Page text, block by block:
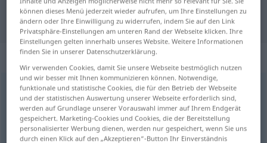
"Eigentümlichkeit" Türkisch
Übersetzung
„Eigentümlichkeit“: weiblich
Eigentümlichkeitf <Eigentümlichkeit;-en>
Übersicht aller Übersetzungen
(Für mehr Details die Übersetzung anklicken/antippen)
können dieses Menü jederzeit wieder aufrufen, um Ihre Einstellungen zu
ändern oder Ihre Einwilligung zu widerrufen, indem Sie auf den Link
Privatsphäre-Einstellungen am unteren Rand der Webseite klicken. Ihre
Einstellungen gelten innerhalb unseres Website. Weitere Informationen
finden Sie in unserer Datenschutzerklärung.
Wir verwenden Cookies, damit Sie unsere Webseite bestmöglich nutzen
und wir besser mit Ihnen kommunizieren können. Notwendige,
funktionale und statistische Cookies, die für den Betrieb der Webseite
und der statistischen Auswertung unserer Webseite erforderlich sind,
werden auf Grundlage unserer Vorauswahl immer auf Ihrem Endgerät
gespeichert. Marketing-Cookies und Cookies, die der Bereitstellung
personalisierter Werbung dienen, werden nur gespeichert, wenn Sie uns
durch einen Klick auf den „Akzeptieren“-Button Ihr Einverständnis